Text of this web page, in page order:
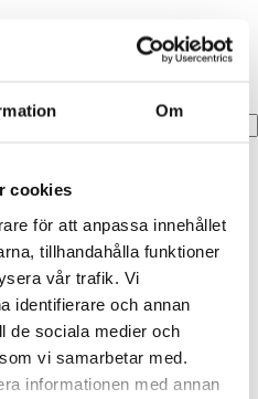
Om
cookies
för att anpassa innehållet
tillhandahålla funktioner
vår trafik. Vi
identifierare och annan
de sociala medier och
vi samarbetar med.
informationen med annan